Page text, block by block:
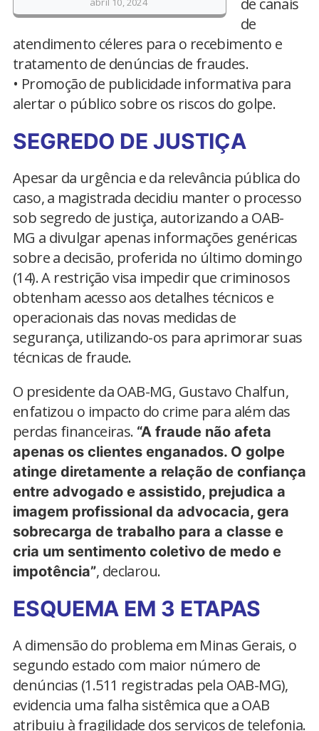
de canais
de
atendimento céleres para o recebimento e
tratamento de denúncias de fraudes.
• Promoção de publicidade informativa para
alertar o público sobre os riscos do golpe.
SEGREDO DE JUSTIÇA
Apesar da urgência e da relevância pública do
caso, a magistrada decidiu manter o processo
sob segredo de justiça, autorizando a OAB-
MG a divulgar apenas informações genéricas
sobre a decisão, proferida no último domingo
(14). A restrição visa impedir que criminosos
obtenham acesso aos detalhes técnicos e
operacionais das novas medidas de
segurança, utilizando-os para aprimorar suas
técnicas de fraude.
O presidente da OAB-MG, Gustavo Chalfun,
enfatizou o impacto do crime para além das
perdas financeiras. “A fraude não afeta
apenas os clientes enganados. O golpe
atinge diretamente a relação de confiança
entre advogado e assistido, prejudica a
imagem profissional da advocacia, gera
sobrecarga de trabalho para a classe e
cria um sentimento coletivo de medo e
impotência”, declarou.
ESQUEMA EM 3 ETAPAS
A dimensão do problema em Minas Gerais, o
segundo estado com maior número de
denúncias (1.511 registradas pela OAB-MG),
evidencia uma falha sistêmica que a OAB
atribuiu à fragilidade dos serviços de telefonia.